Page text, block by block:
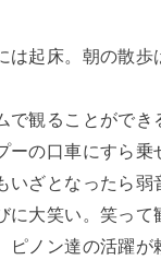
は起床。朝の散歩
で観ることができ
ーの口車にすら乗
いざとなったら弱
に大笑い。笑って
ピノン達の活躍が